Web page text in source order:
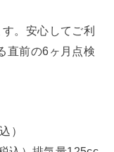
。安心してご利
直前の6ヶ月点検
）